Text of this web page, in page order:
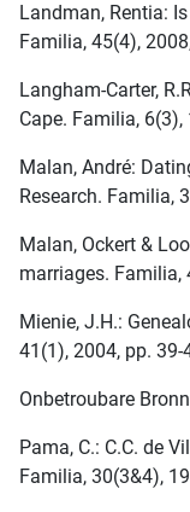
Landman, Rentia:
Familia, 45(4),
Langham-Carter,
Cape. Familia, 6(3),
Malan, André:
Research. Familia,
Malan, Ockert &
marriages. Familia,
Mienie, J.H.:
41(1), 2004, pp. 39-
Onbetroubare
Pama, C.: C.C. de
Familia, 30(3&4),